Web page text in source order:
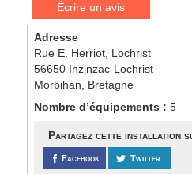
Écrire un avis
Adresse
Rue E. Herriot, Lochrist
56650 Inzinzac-Lochrist
Morbihan, Bretagne
Nombre d’équipements :5
Partagez cette installation
Facebook Twitter